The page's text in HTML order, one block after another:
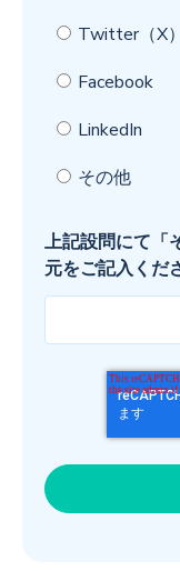
Twitter（X）
Facebook
LinkedIn
その他
上記設問にて「
元をご記入くだ